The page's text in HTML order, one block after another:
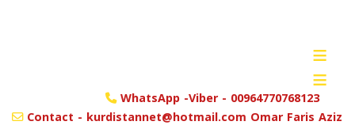
≡
≡
WhatsApp -Viber - 00964770768123
Contact - kurdistannet@hotmail.com Omar Faris Aziz